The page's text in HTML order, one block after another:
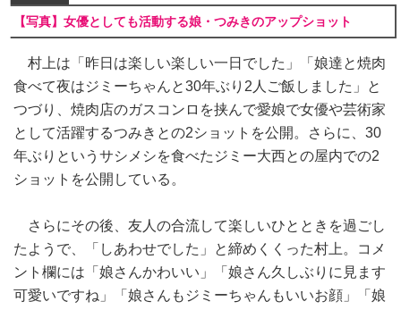
【写真】女優としても活動する娘・つみきのアップショット
村上は「昨日は楽しい楽しい一日でした」「娘達と焼肉
食べて夜はジミーちゃんと30年ぶり2人ご飯しました」と
つづり、焼肉店のガスコンロを挟んで愛娘で女優や芸術家
として活躍するつみきとの2ショットを公開。さらに、30
年ぶりというサシメシを食べたジミー大西との屋内での2
ショットを公開している。
さらにその後、友人の合流して楽しいひとときを過ごし
たようで、「しあわせでした」と締めくくった村上。コメ
ント欄には「娘さんかわいい」「娘さん久しぶりに見ます
可愛いですね」「娘さんもジミーちゃんもいいお顔」「娘